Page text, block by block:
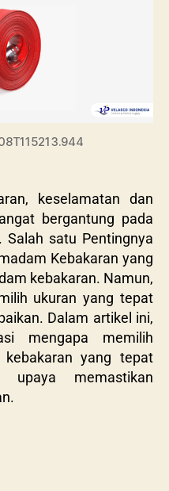
keselamatan dan
bergantung pada
Salah satu Pentingnya
Kebakaran yang
kebakaran. Namun,
ukuran yang tepat
Dalam artikel ini,
mengapa memilih
yang tepat
memastikan